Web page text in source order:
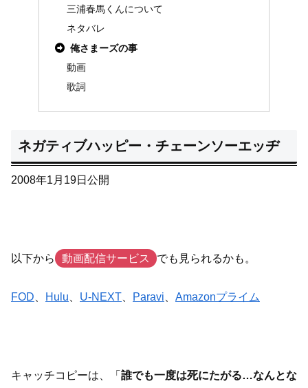
三浦春馬くんについて
ネタバレ
俺さまーズの事
動画
歌詞
ネガティブハッピー・チェーンソーエッヂ
2008年1月19日公開
以下から 動画配信サービス でも見られるかも。
FOD、 Hulu、 U-NEXT、 Paravi、 Amazonプライム
キャッチコピーは、「 誰でも一度は死にたがる…なんとな